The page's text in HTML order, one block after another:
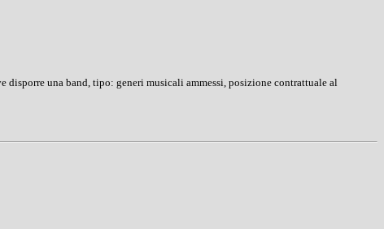
una band, tipo: generi musicali ammessi, posizione contrattuale al